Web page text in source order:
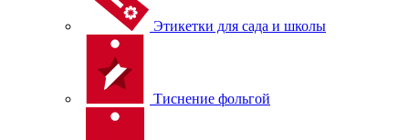
Этикетки для сада и школы
Тиснение фольгой